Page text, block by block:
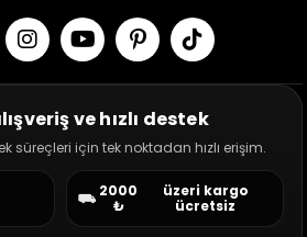
ve hızlı destek
süreçleri için tek noktadan hızlı erişim.
⛟2000
₺
üzeri kargo
ücretsiz